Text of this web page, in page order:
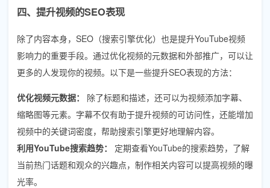
四、提升视频的SEO表现
除了内容本身，SEO（搜索引擎优化）也是提升YouTube视频
影响力的重要手段。通过优化视频的元数据和外部推广，可以让
更多的人发现你的视频。以下是一些提升SEO表现的方法：
优化视频元数据：
除了标题和描述，还可以为视频添加字幕、
缩略图等元素。字幕不仅有助于提升视频的可访问性，还能增加
视频中的关键词密度，帮助搜索引擎更好地理解内容。
利用YouTube搜索趋势：
定期查看YouTube的搜索趋势，了解
当前热门话题和观众的兴趣点，制作相关内容可以提高视频的曝
光率。